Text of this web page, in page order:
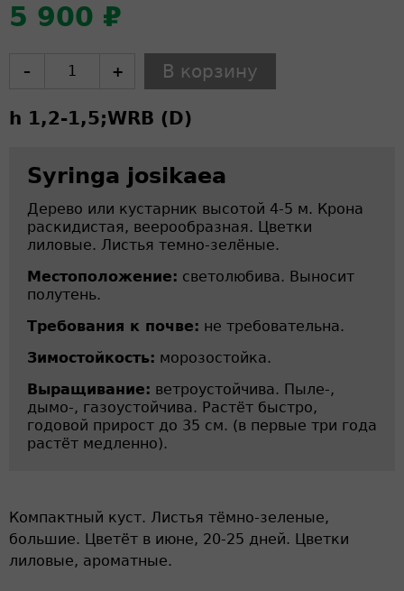
5 900 ₽
– +
h 1,2-1,5;WRB (D)
Syringa josikaea
Дерево или кустарник высотой 4-5 м. Крона
раскидистая, веерообразная. Цветки
лиловые. Листья темно-зелёные.
Местоположение: светолюбива. Выносит
полутень.
Требования к почве: не требовательна.
Зимостойкость: морозостойка.
Выращивание: ветроустойчива. Пыле-,
дымо-, газоустойчива. Растёт быстро,
годовой прирост до 35 см. (в первые три года
растёт медленно).
Компактный куст. Листья тёмно-зеленые,
большие. Цветёт в июне, 20-25 дней. Цветки
лиловые, ароматные.